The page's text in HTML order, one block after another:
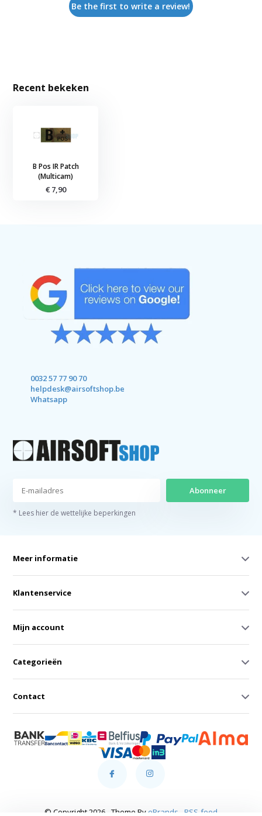
Be the first to write a review!
Recent bekeken
B Pos IR Patch
(Multicam)
€ 7,90
0032 57 77 90 70
helpdesk@airsoftshop.be
Whatsapp
Abonneer
* Lees hier de wettelijke beperkingen
Meer informatie
Klantenservice
Mijn account
Categorieën
Contact
© Copyright 2026 - Theme By eBrands RSS-feed